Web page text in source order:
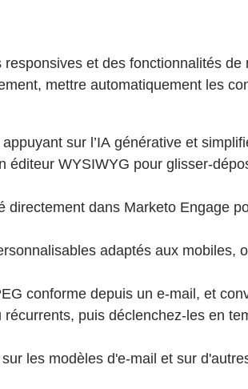
et des fonctionnalités de
mettre automatiquement les
sur l’IA générative et
éditeur WYSIWYG pour glisser-
directement dans Marketo Engage
adaptés aux mobiles,
conforme depuis un e-mail, et
puis déclenchez-les en
les modèles d'e-mail et sur